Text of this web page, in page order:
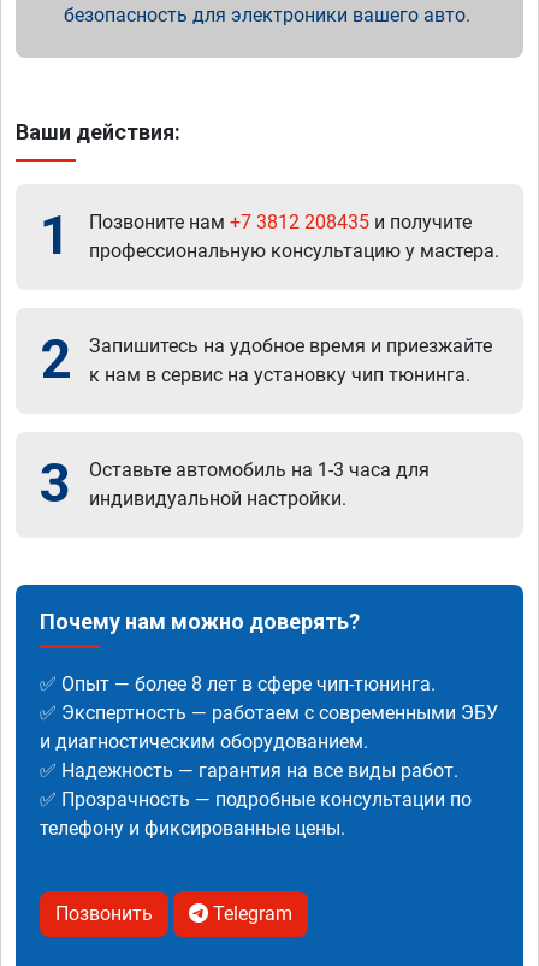
безопасность для электроники вашего авто.
Ваши действия:
1 Позвоните нам +7 3812 208435 и получите
профессиональную консультацию у мастера.
2
Запишитесь на удобное время и приезжайте
к нам в сервис на установку чип тюнинга.
3
Оставьте автомобиль на 1-3 часа для
индивидуальной настройки.
Почему нам можно доверять?
✅ Опыт — более 8 лет в сфере чип-тюнинга.
✅ Экспертность — работаем с современными ЭБУ
и диагностическим оборудованием.
✅ Надежность — гарантия на все виды работ.
✅ Прозрачность — подробные консультации по
телефону и фиксированные цены.
Позвонить Telegram